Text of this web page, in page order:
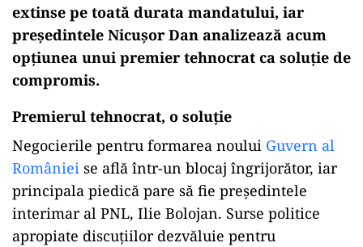
extinse pe toată durata mandatului, iar
președintele Nicușor Dan analizează acum
opțiunea unui premier tehnocrat ca soluție de
compromis.
Premierul tehnocrat, o soluţie
Negocierile pentru formarea noului Guvern al
României se află într-un blocaj îngrijorător, iar
principala piedică pare să fie președintele
interimar al PNL, Ilie Bolojan. Surse politice
apropiate discuțiilor dezvăluie pentru